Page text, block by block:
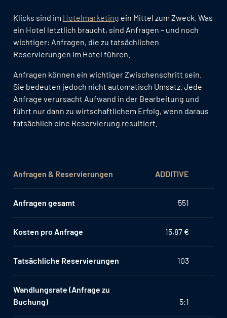
Klicks sind im Hotelmarketing ein Mittel zum Zweck. Was
ein Hotel letztlich braucht, sind Anfragen – und noch
wichtiger: Anfragen, die zu tatsächlichen
Reservierungen im Hotel führen.
Anfragen können ein wichtiger Zwischenschritt sein.
Sie bedeuten jedoch nicht automatisch Umsatz. Jede
Anfrage verursacht Aufwand in der Bearbeitung und
führt nur dann zu wirtschaftlichem Erfolg, wenn daraus
tatsächlich eine Reservierung resultiert.
Anfragen & Reservierungen ADDITIVE
Anfragen gesamt 551
Kosten pro Anfrage 15,87 €
Tatsächliche Reservierungen 103
Wandlungsrate (Anfrage zu
Buchung)
5:1